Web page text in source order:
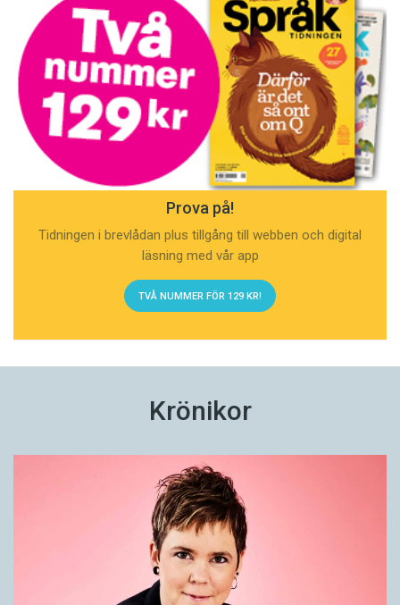
Prova på!
Tidningen i brevlådan plus tillgång till webben och digital
läsning med vår app
TVÅ NUMMER FÖR 129 KR!
Krönikor